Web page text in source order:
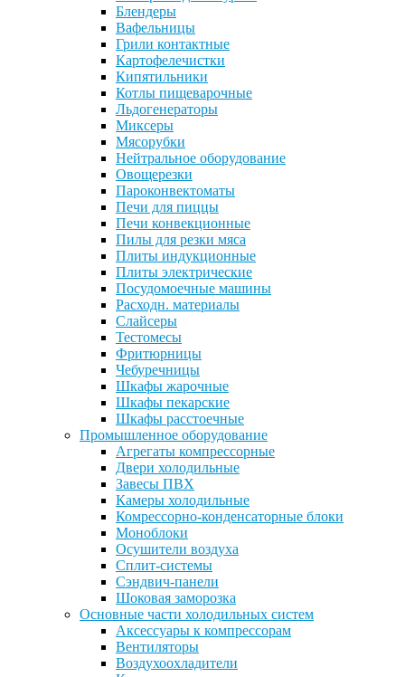
Блендеры
Вафельницы
Грили контактные
Картофелечистки
Кипятильники
Котлы пищеварочные
Льдогенераторы
Миксеры
Мясорубки
Нейтральное оборудование
Овощерезки
Пароконвектоматы
Печи для пиццы
Печи конвекционные
Пилы для резки мяса
Плиты индукционные
Плиты электрические
Посудомоечные машины
Расходн. материалы
Слайсеры
Тестомесы
Фритюрницы
Чебуречницы
Шкафы жарочные
Шкафы пекарские
Шкафы расстоечные
Промышленное оборудование
Агрегаты компрессорные
Двери холодильные
Завесы ПВХ
Камеры холодильные
Комрессорно-конденсаторные блоки
Моноблоки
Осушители воздуха
Сплит-системы
Сэндвич-панели
Шоковая заморозка
Основные части холодильных систем
Аксессуары к компрессорам
Вентиляторы
Воздухоохладители